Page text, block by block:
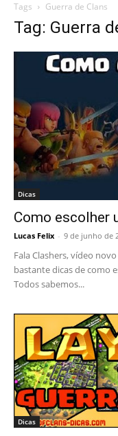
Tags Guerra de Clans
Tag: Guerra
Dicas
Como escolher
Lucas Felix - 9 de junho de
Fala Clashers, vídeo
bastante dicas de como
Todos sabemos...
Dicas